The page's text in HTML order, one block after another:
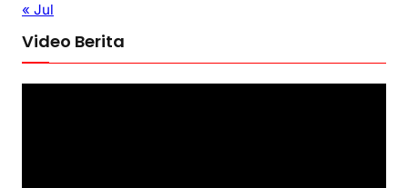
« Jul
Video Berita